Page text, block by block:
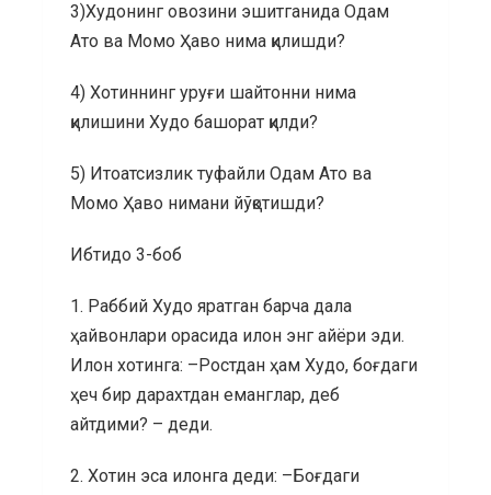
3)Худонинг овозини эшитганида Одам
Ато ва Момо Ҳаво нима қилишди?
4) Хотиннинг уруғи шайтонни нима
қилишини Худо башорат қилди?
5) Итоатсизлик туфайли Одам Ато ва
Момо Ҳаво нимани йўқотишди?
Ибтидо 3-боб
1. Раббий Худо яратган барча дала
ҳайвонлари орасида илон энг айёри эди.
Илон хотинга: –Ростдан ҳам Худо, боғдаги
ҳеч бир дарахтдан еманглар, деб
айтдими? – деди.
2. Хотин эса илонга деди: –Боғдаги